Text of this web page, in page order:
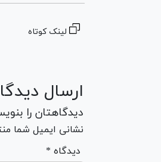
لینک کوتاه
ارسال
دیدگاهتان را
نشانی ایمیل شما
* دیدگاه